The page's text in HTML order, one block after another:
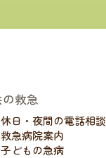
救急
休日・夜間の電話相談
救急病院案内
子どもの急病